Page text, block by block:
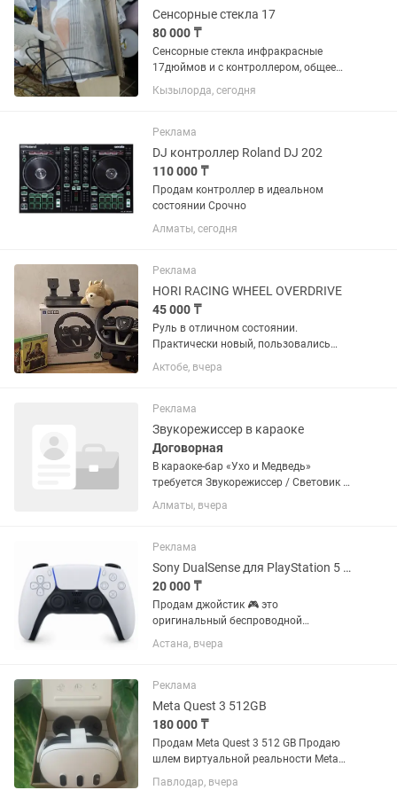
Сенсорные стекла 17
80 000 ₸
Сенсорные стекла инфракрасные
17дюймов и с контроллером, общее
количество 10 штук, в отличном
состоянии. Цена за все 80000 тенге без
сделки 2) Удаленных покупок и...
Кызылорда, сегодня
Реклама
DJ контроллер Roland DJ 202
110 000 ₸
Продам контроллер в идеальном
состоянии Срочно
Алматы, сегодня
Реклама
HORI RACING WHEEL OVERDRIVE
45 000 ₸
Руль в отличном состоянии.
Практически новый, пользовались
редко и аккуратно. Педали газ, тормоз
Длина кабеля 3 м. Особенности
270⁰. •Руль не использовался для...
Актобе, вчера
Реклама
Звукорежиссер в караоке
Договорная
В караоке-бар «Ухо и Медведь»
требуется Звукорежиссер / Световик 🎤
• Мы ищем человека, который умеет
создавать идеальный баланс звука,
и помогать нашим гостям...
Алматы, вчера
Реклама
Sony DualSense для PlayStation 5 в белом цвете.
20 000 ₸
Продам джойстик 🎮 это
оригинальный беспроводной
контроллер Sony DualSense для
PlayStation 5 в белом цвете.Геймпад
адаптивными триггерами и
Астана, вчера
Реклама
Meta Quest 3 512GB
180 000 ₸
Продам Meta Quest 3 512 GB Продаю
шлем виртуальной реальности Meta
Quest 3 на 512 ГБ. Отлично подходит
для игр, просмотра фильмов и VR-
Павлодар, вчера